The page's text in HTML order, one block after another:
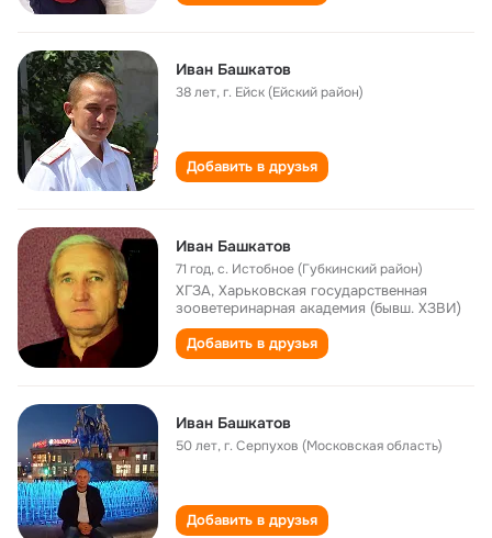
Иван Башкатов
38 лет,г. Ейск (Ейский район)
Добавить в друзья
Иван Башкатов
71 год,с. Истобное (Губкинский район)
ХГЗА, Харьковская государственная
зооветеринарная академия (бывш. ХЗВИ)
Добавить в друзья
Иван Башкатов
50 лет,г. Серпухов (Московская область)
Добавить в друзья